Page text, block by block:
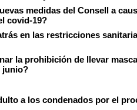
medidas del Consell a
covid-19?
en las restricciones
la prohibición de llevar
junio?
a los condenados por el